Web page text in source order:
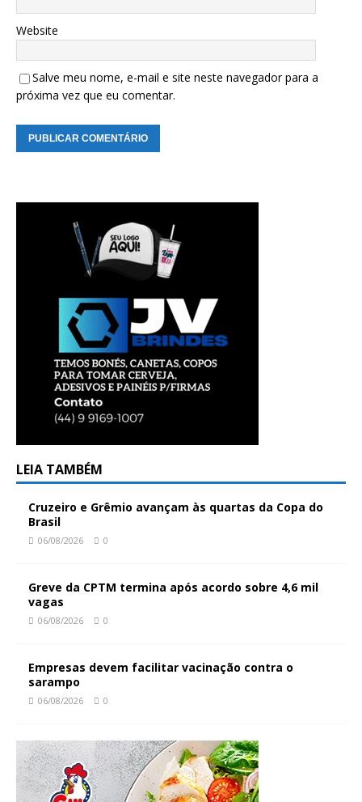
Website
Salve meu nome, e-mail e site neste navegador para a
próxima vez que eu comentar.
LEIA TAMBÉM
Cruzeiro e Grêmio avançam às quartas da Copa do
Brasil
06/08/2026 0
Greve da CPTM termina após acordo sobre 4,6 mil
vagas
06/08/2026 0
Empresas devem facilitar vacinação contra o
sarampo
06/08/2026 0